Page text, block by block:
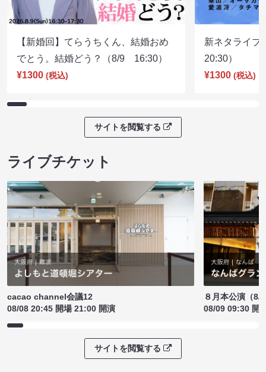
【新婚回】てらうちくん、結婚おめ
でとう。結婚どう？（8/9 16:30）
¥1300 (税込)
新ネタライ
20:30）
¥1300 (税込)
サイトを閲覧する
ライブチケット
cacao channel会議12
08/08 20:45 開場 21:00 開演
８月本公演（8/
08/09 09:30 開
サイトを閲覧する